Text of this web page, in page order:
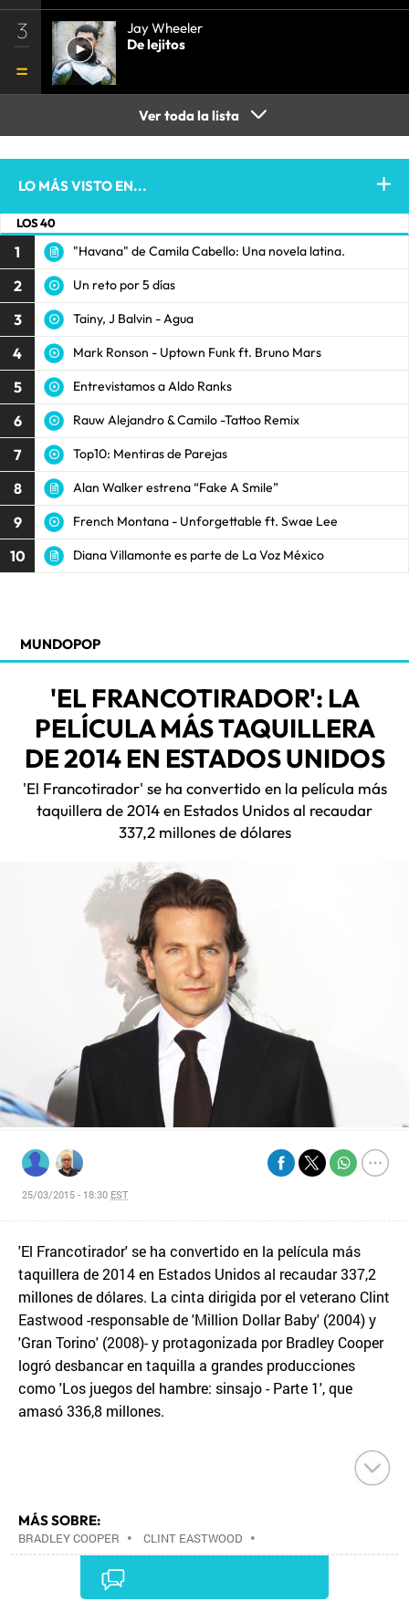
3
Jay Wheeler
De lejitos
Ver toda la lista
LO MÁS VISTO EN...
LOS 40
1 "Havana" de Camila Cabello: Una novela latina.
2 Un reto por 5 días
3 Tainy, J Balvin - Agua
4 Mark Ronson - Uptown Funk ft. Bruno Mars
5 Entrevistamos a Aldo Ranks
6 Rauw Alejandro & Camilo -Tattoo Remix
7 Top10: Mentiras de Parejas
8 Alan Walker estrena “Fake A Smile”
9 French Montana - Unforgettable ft. Swae Lee
10 Diana Villamonte es parte de La Voz México
MUNDOPOP
'EL FRANCOTIRADOR': LA
PELÍCULA MÁS TAQUILLERA
DE 2014 EN ESTADOS UNIDOS
'El Francotirador' se ha convertido en la película más
taquillera de 2014 en Estados Unidos al recaudar
337,2 millones de dólares
25/03/2015 - 18:30 EST
'El Francotirador' se ha convertido en la película más
taquillera de 2014 en Estados Unidos al recaudar 337,2
millones de dólares. La cinta dirigida por el veterano Clint
Eastwood -responsable de 'Million Dollar Baby' (2004) y
'Gran Torino' (2008)- y protagonizada por Bradley Cooper
logró desbancar en taquilla a grandes producciones
como 'Los juegos del hambre: sinsajo - Parte 1', que
amasó 336,8 millones.
MÁS SOBRE:
BRADLEY COOPER • CLINT EASTWOOD •